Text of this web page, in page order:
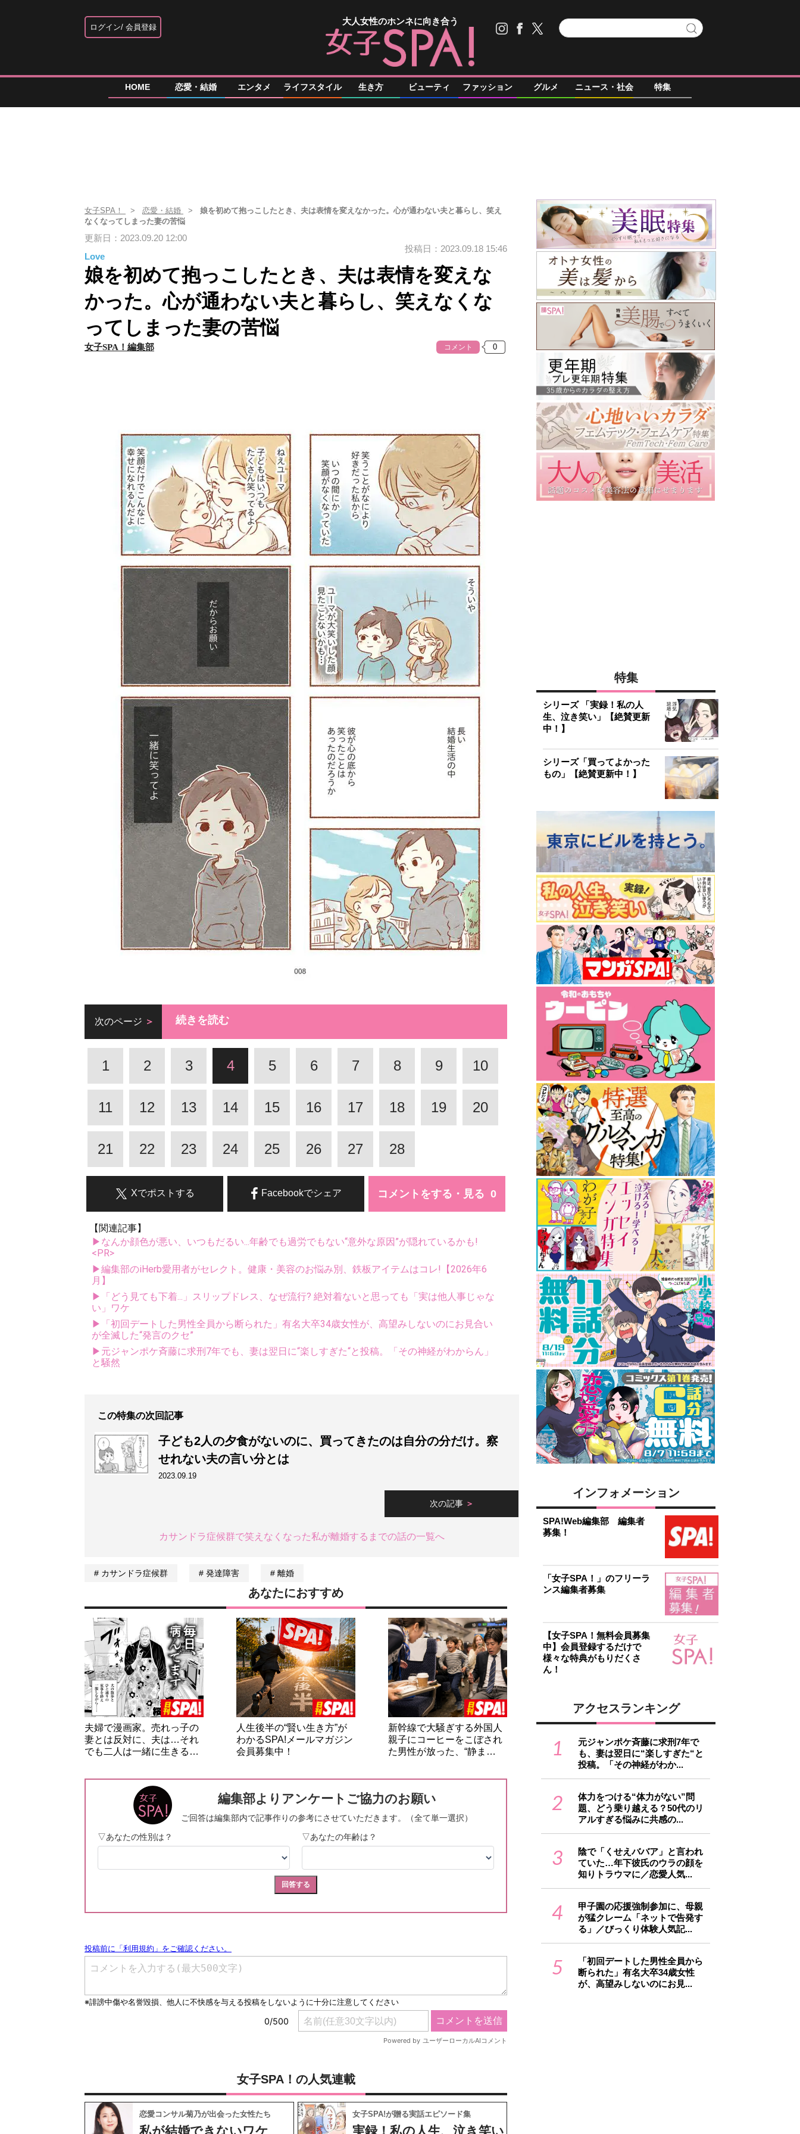
ログイン 会員登録
大人女性のホンネに向き合う
HOME 恋愛・結婚 エンタメ ライフスタイル 生き方 ビューティ ファッション グルメ ニュース・社会 特集
女子SPA！ 恋愛・結婚
娘を初めて抱っこしたとき、夫は表情を変えなかった。心が通わない夫と暮らし、笑え
なくなってしまった妻の苦悩
更新日：2023.09.20 12:00
Love
投稿日：2023.09.18 15:46
娘を初めて抱っこしたとき、夫は表情を変えな
かった。心が通わない夫と暮らし、笑えなくな
ってしまった妻の苦悩
女子SPA！編集部 コメント
次のページ 続きを読む
1 2 3 4 5 6 7 8 9 10
11 12 13 14 15 16 17 18 19 20
21 22 23 24 25 26 27 28
コメントをする・見る
Facebookでシェア
Xでポストする
【関連記事】
▶なんか顔色が悪い、いつもだるい...年齢でも過労でもない“意外な原因”が隠れているかも!
<PR>
▶編集部のiHerb愛用者がセレクト。健康・美容のお悩み別、鉄板アイテムはコレ!【2026年6
月】
▶「どう見ても下着...」スリップドレス、なぜ流行? 絶対着ないと思っても「実は他人事じゃな
い」ワケ
▶「初回デートした男性全員から断られた」有名大卒34歳女性が、高望みしないのにお見合い
が全滅した“発言のクセ”
▶元ジャンポケ斉藤に求刑7年でも、妻は翌日に“楽しすぎた“と投稿。「その神経がわからん」
と騒然
この特集の次回記事
子ども2人の夕食がないのに、買ってきたのは自分の分だけ。察
せれない夫の言い分とは
2023.09.19
次の記事
カサンドラ症候群で笑えなくなった私が離婚するまでの話の一覧へ
カサンドラ症候群 発達障害 離婚
あなたにおすすめ
夫婦で漫画家。売れっ子の
妻とは反対に、夫は…それ
でも二人は一緒に生きる…
人生後半の“賢い生き方”が
わかるSPA!メールマガジン
会員募集中！
新幹線で大騒ぎする外国人
親子にコーヒーをこぼされ
た男性が放った、“静ま…
女子SPA！の人気連載
恋愛コンサル菊乃が出会った女性たち
私が結婚できないワケ
女子SPA!が贈る実話エピソード集
実録！私の人生、泣き笑い
特集
シリーズ 「実録！私の人
生、泣き笑い」【絶賛更新
中！】
シリーズ「買ってよかった
もの」【絶賛更新中！】
インフォメーション
SPA!Web編集部 編集者
募集！
「女子SPA！」のフリーラ
ンス編集者募集
【女子SPA！無料会員募集
中】会員登録するだけで
様々な特典がもりだくさ
ん！
アクセスランキング
1
元ジャンポケ斉藤に求刑7年で
も、妻は翌日に“楽しすぎた“と
投稿。「その神経がわか...
2
体力をつける“体力がない”問
題、どう乗り越える？50代のリ
アルすぎる悩みに共感の...
3
陰で「くせえババア」と言われ
ていた…年下彼氏のウラの顔を
知りトラウマに／恋愛人気...
4
甲子園の応援強制参加に、母親
が猛クレーム「ネットで告発す
る」／びっくり体験人気記...
5
「初回デートした男性全員から
断られた」有名大卒34歳女性
が、高望みしないのにお見...